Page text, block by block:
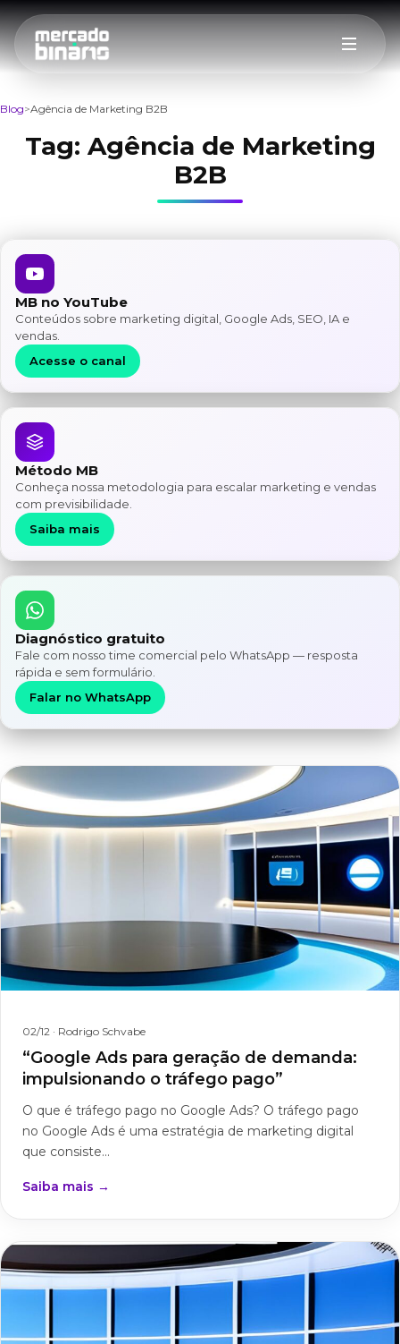
Blog Agência de Marketing B2B
Tag: Agência de Marketing
B2B
MB no YouTube
Conteúdos sobre marketing digital, Google Ads, SEO, IA e
vendas.
Acesse o canal
Método MB
Conheça nossa metodologia para escalar marketing e vendas
com previsibilidade.
Saiba mais
Diagnóstico gratuito
Fale com nosso time comercial pelo WhatsApp — resposta
rápida e sem formulário.
Falar no WhatsApp
02/12 · Rodrigo Schvabe
“Google Ads para geração de demanda:
impulsionando o tráfego pago”
O que é tráfego pago no Google Ads? O tráfego pago
no Google Ads é uma estratégia de marketing digital
que consiste...
Saiba mais →